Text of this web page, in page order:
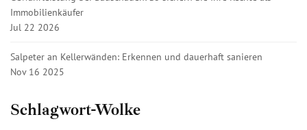
Immobilienkäufer
Jul 22 2026
Salpeter an Kellerwänden: Erkennen und dauerhaft sanieren
Nov 16 2025
Schlagwort-Wolke